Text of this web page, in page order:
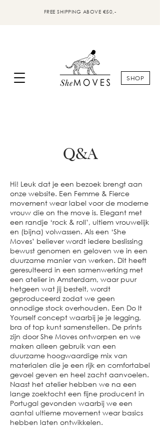
FREE SHIPPING ABOVE €50,-
SHOP
Q&A
Hi! Leuk dat je een bezoek brengt aan
onze website. Een Femme & Fierce
movement wear label voor de moderne
vrouw die on the move is. Elegant met
een randje ‘rock & roll’, ultiem vrouwelijk
en (bijna) volwassen. Als een ‘She
Moves’ believer wordt iedere beslissing
bewust genomen en geloven we in een
duurzame manier van werken. Dit heeft
geresulteerd in een samenwerking met
een atelier in Amsterdam, waar puur
hetgeen wat jij bestelt, wordt
geproduceerd zodat we geen
onnodige stock overhouden. Een Do It
Yourself concept waarbij je je legging,
bra of top kunt samenstellen. De prints
zijn door She Moves ontworpen en we
maken alleen gebruik van een
duurzame hoogwaardige mix van
materialen die je een rijk en comfortabel
gevoel geven en heel zacht aanvoelen.
Naast het atelier hebben we na een
lange zoektocht een fijne producent in
Portugal gevonden waarbij we een
aantal ultieme movement wear basics
hebben laten ontwikkelen.